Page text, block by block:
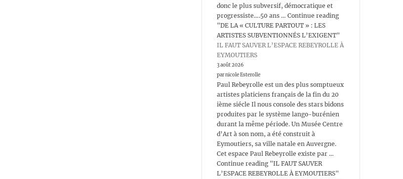
donc le plus subversif, démocratique et
progressiste….50 ans … Continue reading
"DE LA « CULTURE PARTOUT » : LES
ARTISTES SUBVENTIONNÉS L’EXIGENT"
IL FAUT SAUVER L’ESPACE REBEYROLLE À
EYMOUTIERS
3 août 2026
par nicole Esterolle
Paul Rebeyrolle est un des plus somptueux
artistes platiciens français de la fin du 20
ième siécle Il nous console des stars bidons
produites par le système lango-burénien
durant la même période. Un Musée Centre
d’Art à son nom, a été construit à
Eymoutiers, sa ville natale en Auvergne.
Cet espace Paul Rebeyrolle existe par …
Continue reading "IL FAUT SAUVER
L’ESPACE REBEYROLLE À EYMOUTIERS"